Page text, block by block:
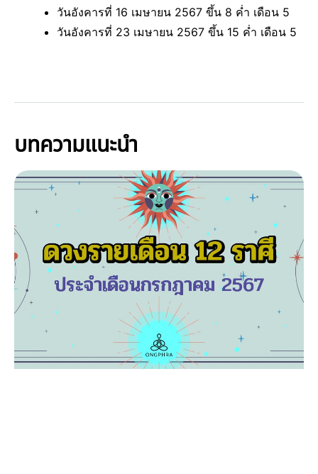
วันอังคารที่ 16 เมษายน 2567 ขึ้น 8 ค่ำ เดือน 5
วันอังคารที่ 23 เมษายน 2567 ขึ้น 15 ค่ำ เดือน 5
บทความแนะนำ